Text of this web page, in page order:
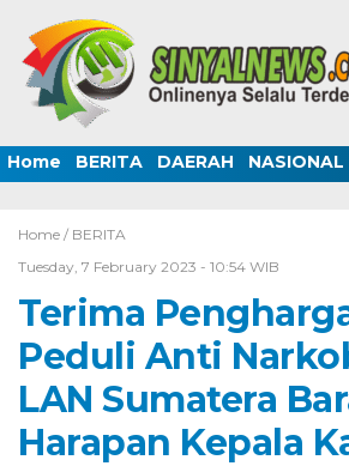
Home BERITA DAERAH NASIONAL
Home / BERITA
Tuesday, 7 February 2023 - 10:54 WIB
Terima
Peduli Anti
LAN Sumatera
Harapan Kepala